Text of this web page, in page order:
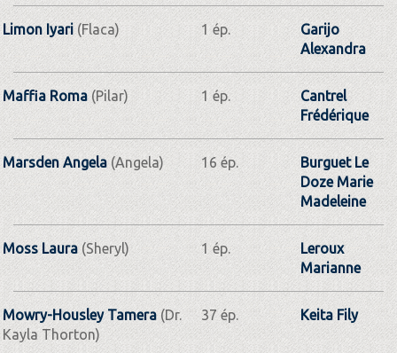
Limon Iyari (Flaca) 1 ép.
Garijo
Alexandra
Maffia Roma(Pilar) 1 ép.
Cantrel
Frédérique
Marsden Angela(Angela) 16 ép.
Burguet Le
Doze Marie
Madeleine
Moss Laura(Sheryl) 1 ép.
Leroux
Marianne
Mowry-Housley Tamera(Dr.
Kayla Thorton)
37 ép. Keita Fily